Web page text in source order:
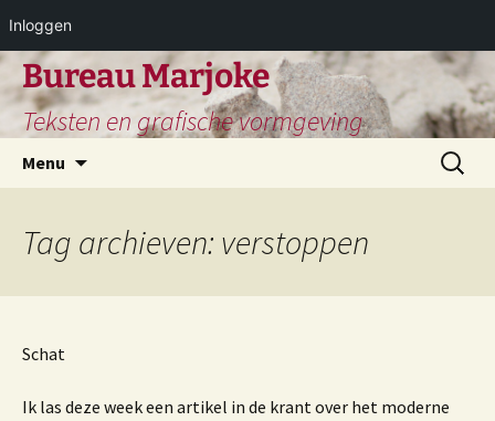
Inloggen
Ga
naar
inhoud
Bureau Marjoke
Teksten en grafische vormgeving
Menu
Zoeken
naar:
Tag archieven: verstoppen
Schat
Ik las deze week een artikel in de krant over het moderne